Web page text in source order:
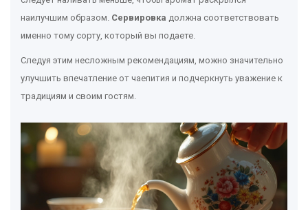
наилучшим образом. Сервировка должна соответствовать
именно тому сорту, который вы подаете.
Следуя этим несложным рекомендациям, можно значительно
улучшить впечатление от чаепития и подчеркнуть уважение к
традициям и своим гостям.